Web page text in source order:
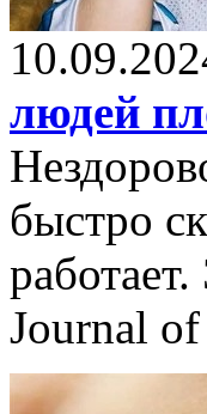
людей
быстро
Journal